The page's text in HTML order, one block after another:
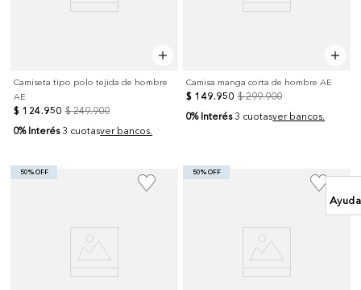
Ayuda
Camiseta tipo polo tejida de hombre
AE
$ 124.950 $ 249.900
0% Interés 3 cuotasver bancos.
Camisa manga corta de hombre AE
$ 149.950 $ 299.900
0% Interés 3 cuotasver bancos.
50% OFF 50% OFF